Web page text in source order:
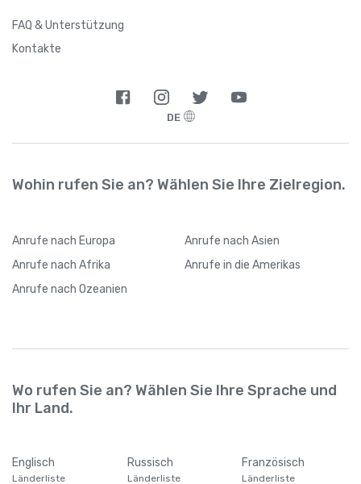
FAQ & Unterstützung
Kontakte
DE
Wohin rufen Sie an? Wählen Sie Ihre Zielregion.
Anrufe nach Europa Anrufe nach Asien
Anrufe nach Afrika Anrufe in die Amerikas
Anrufe nach Ozeanien
Wo rufen Sie an? Wählen Sie Ihre Sprache und
Ihr Land.
Englisch
Länderliste
Russisch
Länderliste
Französisch
Länderliste